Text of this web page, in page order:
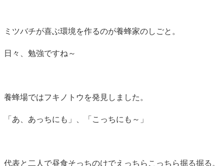
ミツバチが喜ぶ環境を作るのが養蜂家のしごと。
日々、勉強ですね～
養蜂場ではフキノトウを発見しました。
「あ、あっちにも」、「こっちにも～」
代表と二人で昼食そっちのけでえっちらこっちら掘る掘る。